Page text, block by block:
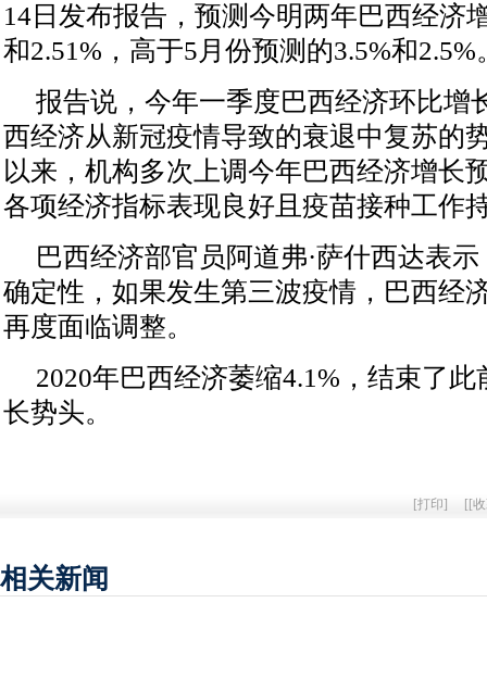
14日发布报告，预测今明两年巴西经济
和2.51%，高于5月份预测的3.5%和2.5%
报告说，今年一季度巴西经济环比增
西经济从新冠疫情导致的衰退中复苏的
以来，机构多次上调今年巴西经济增长
各项经济指标表现良好且疫苗接种工作
巴西经济部官员阿道弗·萨什西达表
确定性，如果发生第三波疫情，巴西经
再度面临调整。
2020年巴西经济萎缩4.1%，结束了
长势头。
[打印] [[
相关新闻